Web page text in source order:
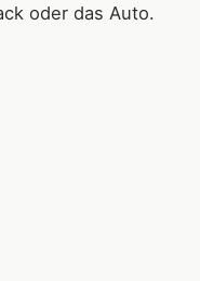
oder das Auto.